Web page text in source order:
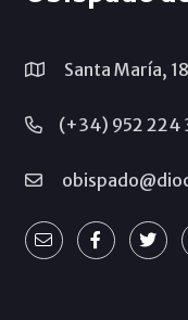
Santa María,
(+34) 952 224